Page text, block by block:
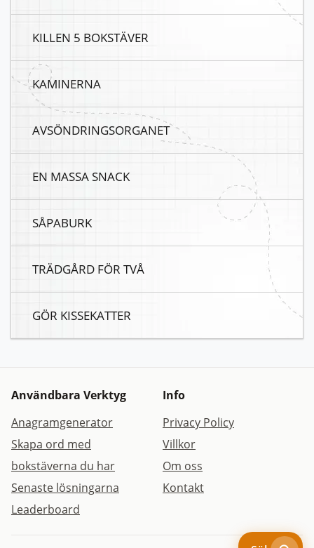
KILLEN 5 BOKSTÄVER
KAMINERNA
AVSÖNDRINGSORGANET
EN MASSA SNACK
SÅPABURK
TRÄDGÅRD FÖR TVÅ
GÖR KISSEKATTER
Användbara Verktyg
Anagramgenerator
Skapa ord med
bokstäverna du har
Senaste lösningarna
Leaderboard
Info
Privacy Policy
Villkor
Om oss
Kontakt